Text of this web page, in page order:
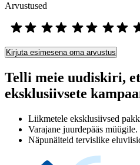
Arvustused
Kirjuta esimesena oma arvustus
Telli meie uudiskiri,
eksklusiivsete
Liikmetele eksklusiivsed
Varajane juurdepääs müügile.
Näpunäiteid tervislike